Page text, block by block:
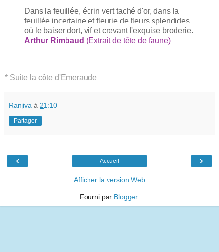
Dans la feuillée, écrin vert taché d'or, dans la
feuillée incertaine et fleurie de fleurs splendides
où le baiser dort, vif et crevant l'exquise broderie.
Arthur Rimbaud (Extrait de tête de faune)
* Suite la côte d'Emeraude
Ranjiva à 21:10
Partager
‹ ›
Accueil
Afficher la version Web
Fourni par Blogger.